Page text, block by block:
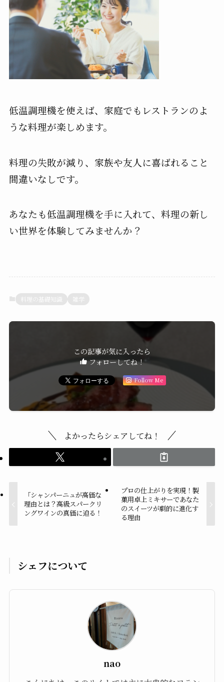
低温調理機を使えば、家庭でもレストランのよ
うな料理が楽しめます。
料理の失敗が減り、家族や友人に喜ばれること
間違いなしです。
あなたも低温調理機を手に入れて、料理の新し
い世界を体験してみませんか？
料理の基礎知識 雑学
この記事が気に入ったら
フォローしてね！
Follow Me
よかったらシェアしてね！
「シャンパーニュが高価な
理由とは？高級スパークリ
ングワインの真価に迫る！
プロの仕上がりを実現！製
菓用卓上ミキサーであなた
のスイーツが劇的に進化す
る理由
シェフについて
nao